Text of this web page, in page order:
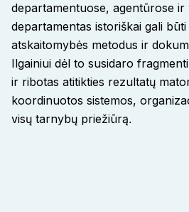
departamentuose, agentūrose ir
departamentas istoriškai gali
atskaitomybės metodus ir
Ilgainiui dėl to susidaro
ir ribotas atitikties rezultatų
koordinuotos sistemos,
visų tarnybų priežiūrą.